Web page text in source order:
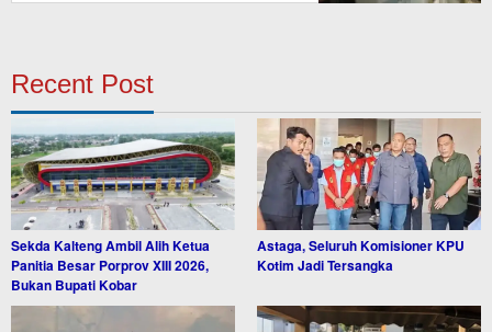
Recent Post
Sekda Kalteng Ambil Alih Ketua
Panitia Besar Porprov XIII 2026,
Bukan Bupati Kobar
Astaga, Seluruh Komisioner KPU
Kotim Jadi Tersangka